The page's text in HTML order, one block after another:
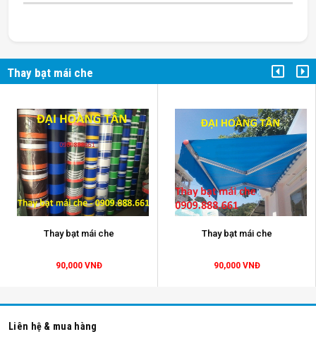
thay bạt mái che
Thay bạt mái che
Thay bạt mái che
90,000 VNĐ
Thay bạt mái che
90,000 VNĐ
Liên hệ & mua hàng